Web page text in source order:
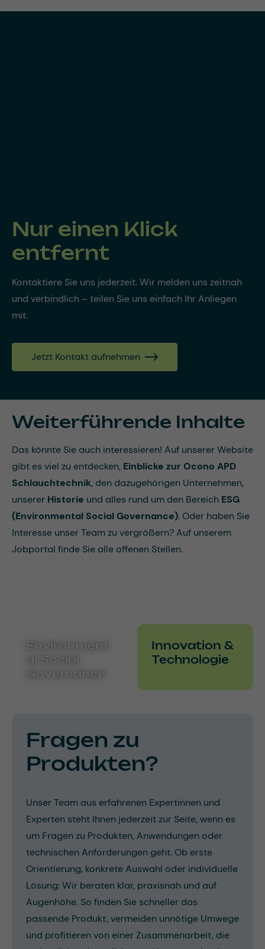
Nur einen Klick
entfernt
Kontaktiere Sie uns jederzeit. Wir melden uns zeitnah
und verbindlich – teilen Sie uns einfach Ihr Anliegen
mit.
Jetzt Kontakt aufnehmen
Weiterführende Inhalte
Das könnte Sie auch interessieren! Auf unserer Website
gibt es viel zu entdecken, Einblicke zur Ocono APD
Schlauchtechnik, den dazugehörigen Unternehmen,
unserer Historie und alles rund um den Bereich ESG
(Environmental Social Governance). Oder haben Sie
Interesse unser Team zu vergrößern? Auf unserem
Jobportal finde Sie alle offenen Stellen.
Karriere
Environment
al Social
Governance
Innovation &
Technologie
Fragen zu
Produkten?
Unser Team aus erfahrenen Expertinnen und
Experten steht Ihnen jederzeit zur Seite, wenn es
um Fragen zu Produkten, Anwendungen oder
technischen Anforderungen geht. Ob erste
Orientierung, konkrete Auswahl oder individuelle
Lösung: Wir beraten klar, praxisnah und auf
Augenhöhe. So finden Sie schneller das
passende Produkt, vermeiden unnötige Umwege
und profitieren von einer Zusammenarbeit, die